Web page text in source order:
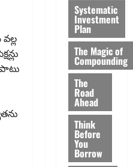
పాటు
Systematic
Investment
Plan
The Magic of
Compounding
The
Road
Ahead
Think
Before
You
Borrow